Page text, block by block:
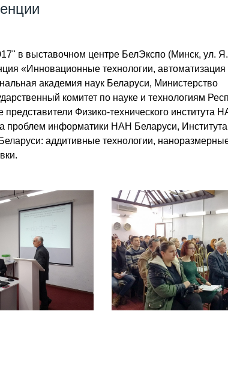
в выставочном центре БелЭкспо (Минск, ул.
«Инновационные технологии, автоматизация
академия наук Беларуси, Министерство
комитет по науке и технологиям
Физико-технического института
проблем информатики НАН Беларуси, Института
аддитивные технологии,